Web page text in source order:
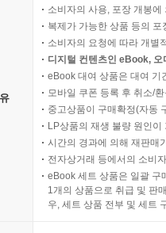
소비자의 사용, 포장 개봉
복제가 가능한 상품 등의
소비자의 요청에 따라 개별
디지털 컨텐츠인 eBook,
eBook 대여 상품은 대여 기
모바일 쿠폰 등록 후 취소/
중고상품이 구매확정(자동
LP상품의 재생 불량 원인
시간의 경과에 의해 재판매
전자상거래 등에서의 소비
eBook 세트 상품은 일괄 구
1개의 상품으로 취급 및 판
우, 세트 상품 전부 및 세트